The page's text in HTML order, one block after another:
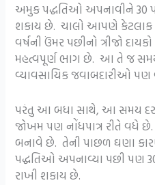
અમુક પદ્ધતિઓ અપનાવીને 30
શકાય છે. ચાલો આપણે
વર્ષની ઉંમર પછીનો ત્રીજો
મહત્વપૂર્ણ ભાગ છે. આ તે જ
વ્યાવસાયિક જવાબદારીઓ
પરંતુ આ બધા સાથે, આ સમય
જોખમ પણ નોંધપાત્ર રીતે વધે છે.
બનાવે છે. તેની પાછળ ઘણા
પદ્ધતિઓ અપનાવ્યા પછી પણ
રાખી શકાય છે.